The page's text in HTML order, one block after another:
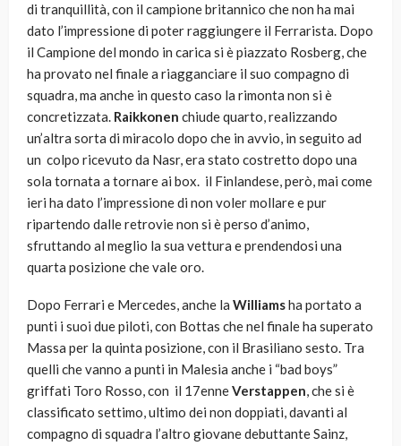
di tranquillità, con il campione britannico che non ha mai
dato l’impressione di poter raggiungere il Ferrarista. Dopo
il Campione del mondo in carica si è piazzato Rosberg, che
ha provato nel finale a riagganciare il suo compagno di
squadra, ma anche in questo caso la rimonta non si è
concretizzata. Raikkonen chiude quarto, realizzando
un’altra sorta di miracolo dopo che in avvio, in seguito ad
un colpo ricevuto da Nasr, era stato costretto dopo una
sola tornata a tornare ai box. il Finlandese, però, mai come
ieri ha dato l’impressione di non voler mollare e pur
ripartendo dalle retrovie non si è perso d’animo,
sfruttando al meglio la sua vettura e prendendosi una
quarta posizione che vale oro.
Dopo Ferrari e Mercedes, anche la Williamsha portato a
punti i suoi due piloti, con Bottas che nel finale ha superato
Massa per la quinta posizione, con il Brasiliano sesto. Tra
quelli che vanno a punti in Malesia anche i “bad boys”
griffati Toro Rosso, con il 17enneVerstappen, che si è
classificato settimo, ultimo dei non doppiati, davanti al
compagno di squadra l’altro giovane debuttante Sainz,